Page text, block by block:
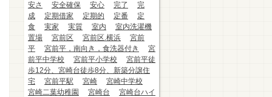
安さ
安全確保 安心 完了
完
成
定期借家 定期的 定番
定
食
実家 実質 室内
室内洗濯機
置場
宮前区 宮前区.横浜
宮前
平
宮前平，南向き，食洗器付き
宮
前平中学校
宮前平小学校
宮前平徒
歩12分、宮崎台徒歩8分、新築分譲住
宅
宮前平駅 宮崎
宮崎中学校
宮崎二葉幼稚園
宮崎台
宮崎台ハイ